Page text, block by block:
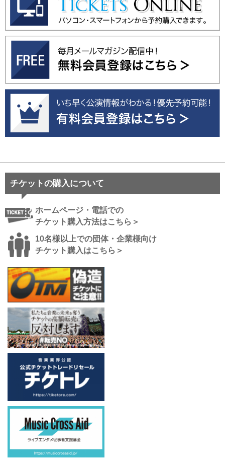
チケットの購入について
ホームページ・電話での
チケット購入方法はこちら＞
10名様以上での団体・企業様向け
チケット購入はこちら＞